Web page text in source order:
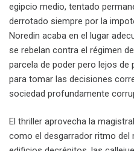
egipcio medio, tentado
derrotado siempre por la
Noredin acaba en el lugar
se rebelan contra el régimen
parcela de poder pero lejos de
para tomar las decisiones
sociedad profundamente
El thriller aprovecha la
como el desgarrador ritmo del